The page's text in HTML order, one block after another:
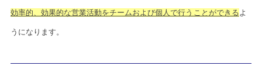
効率的、効果的な営業活動をチームおよび個人で行うことができる よ
うになります。